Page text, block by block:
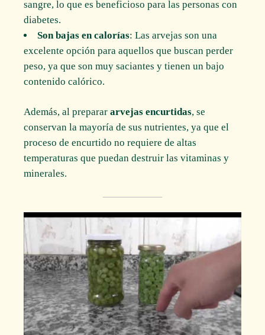
sangre, lo que es beneficioso para las personas con
diabetes.
Son bajas en calorías: Las arvejas son una
excelente opción para aquellos que buscan perder
peso, ya que son muy saciantes y tienen un bajo
contenido calórico.
Además, al preparararvejas encurtidas, se
conservan la mayoría de sus nutrientes, ya que el
proceso de encurtido no requiere de altas
temperaturas que puedan destruir las vitaminas y
minerales.